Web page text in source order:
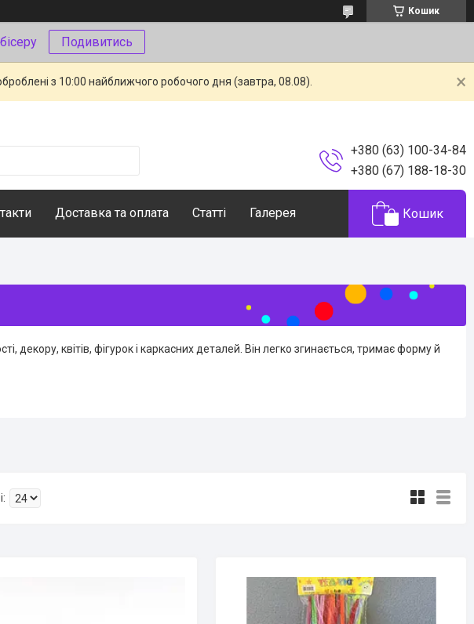
Кошик
Подивитись
з 10:00 найближчого робочого дня (завтра, 08.08).
+380 (63) 100-34-84
+380 (67) 188-18-30
Доставка та оплата Статті Галерея Кошик
декору, квітів, фігурок і каркасних деталей. Він легко згинається, тримає форму й